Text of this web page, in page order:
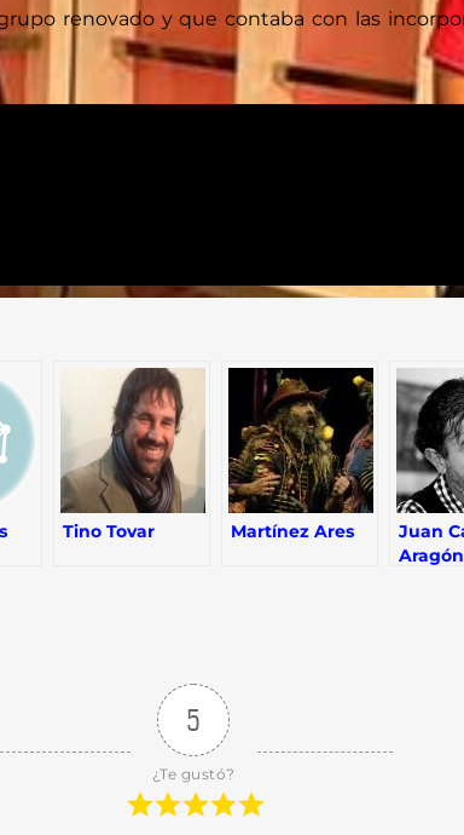
renovado y que contaba con las
Tino Tovar Martínez Ares
Juan
Aragón
5
¿Te gustó?